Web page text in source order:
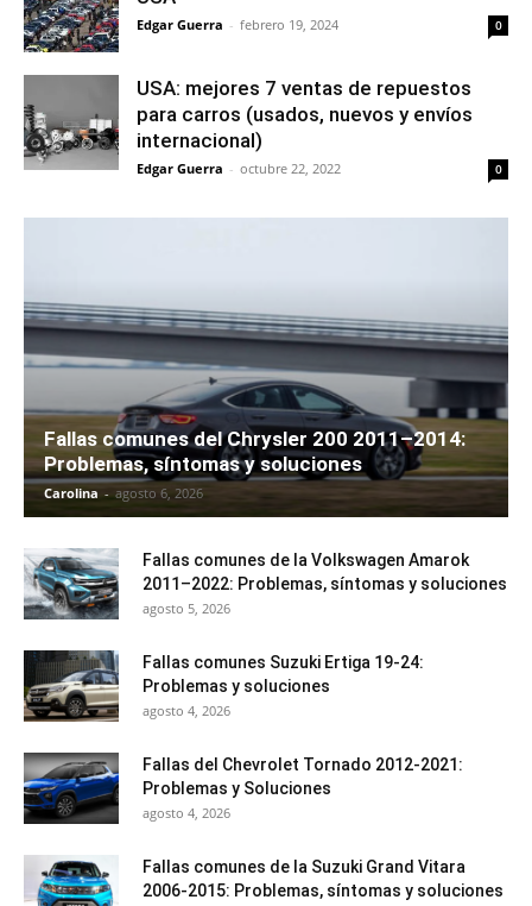
Edgar Guerra - febrero 19, 2024 0
USA: mejores 7 ventas de repuestos
para carros (usados, nuevos y envíos
internacional)
Edgar Guerra - octubre 22, 2022 0
Fallas comunes del Chrysler 200 2011–2014:
Problemas, síntomas y soluciones
Carolina - agosto 6, 2026
Fallas comunes de la Volkswagen Amarok
2011–2022: Problemas, síntomas y soluciones
agosto 5, 2026
Fallas comunes Suzuki Ertiga 19-24:
Problemas y soluciones
agosto 4, 2026
Fallas del Chevrolet Tornado 2012-2021:
Problemas y Soluciones
agosto 4, 2026
Fallas comunes de la Suzuki Grand Vitara
2006-2015: Problemas, síntomas y soluciones